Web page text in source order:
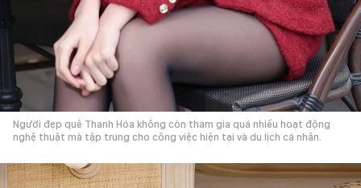
Người đẹp quê Thanh Hóa không còn tham gia quá nhiều hoạt động
nghệ thuật mà tập trung cho công việc hiện tại và du lịch cá nhân.